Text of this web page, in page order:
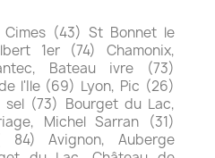
(43) St Bonnet le
1er (74) Chamonix,
Bateau ivre (73)
l'Ile (69) Lyon, Pic (26)
sel (73) Bourget du Lac,
Michel Sarran (31)
84) Avignon, Auberge